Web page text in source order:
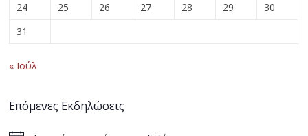
24
25 26 27 28 29
30
31
« Ιούλ
Επόμενες Εκδηλώσεις